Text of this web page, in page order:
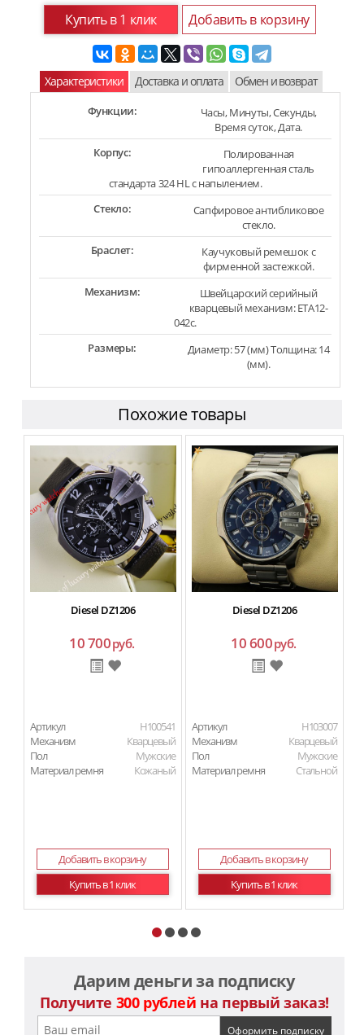
Купить в 1 клик Добавить в корзину
Характеристики Доставка и оплата Обмен и возврат
Функции:
Часы, Минуты, Секунды,
Время суток, Дата.
Корпус:
Полированная
гипоаллергенная сталь
стандарта 324 HL с напылением.
Стекло:
Сапфировое антибликовое
стекло.
Браслет:
Каучуковый ремешок с
фирменной застежкой.
Механизм:
Швейцарский серийный
кварцевый механизм: ETA12-
042c.
Размеры:
Диаметр: 57 (мм) Толщина: 14
(мм).
Похожие товары
Diesel DZ1206
10 700руб.
Артикул
H100541
Механизм
Кварцевый
Пол
Мужские
Материал ремня
Кожаный
Добавить в корзину
Купить в 1 клик
Diesel DZ1206
10 600руб.
Артикул
H103007
Механизм
Кварцевый
Пол
Мужские
Материал ремня
Стальной
Добавить в корзину
Купить в 1 клик
Дарим деньги за подписку
Получите 300 рублей на первый заказ!